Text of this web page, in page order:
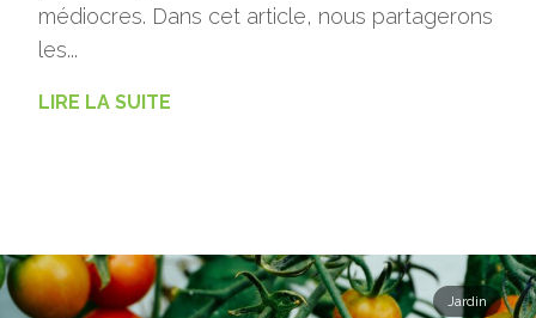
médiocres. Dans cet article, nous partagerons
les...
LIRE LA SUITE
Jardin